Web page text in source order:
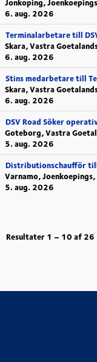
Jonkoping,
6. aug. 2026
Terminalarbetare till
Skara, Vastra
6. aug. 2026
Stins medarbetare till
Skara, Vastra
6. aug. 2026
DSV Road Söker
Goteborg, Vastra
5. aug. 2026
Distributionschaufför till
Varnamo,
5. aug. 2026
Resultater 1 – 10 af26